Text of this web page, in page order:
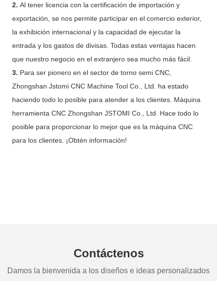
2. Al tener licencia con la certificación de importación y
exportación, se nos permite participar en el comercio exterior,
la exhibición internacional y la capacidad de ejecutar la
entrada y los gastos de divisas. Todas estas ventajas hacen
que nuestro negocio en el extranjero sea mucho más fácil.
3. Para ser pionero en el sector de torno semi CNC,
Zhongshan Jstomi CNC Machine Tool Co., Ltd. ha estado
haciendo todo lo posible para atender a los clientes. Máquina
herramienta CNC Zhongshan JSTOMI Co., Ltd. Hace todo lo
posible para proporcionar lo mejor que es la máquina CNC
para los clientes. ¡Obtén información!
Contáctenos
Damos la bienvenida a los diseños e ideas personalizados